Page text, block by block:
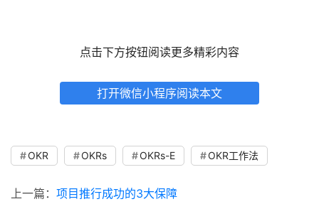
点击下方按钮阅读更多精彩内容
打开微信小程序阅读本文
OKR OKRs OKRs-E OKR工作法
上一篇： 项目推行成功的3大保障